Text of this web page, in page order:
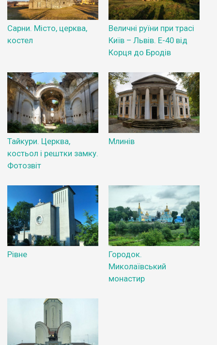
Сарни. Місто, церква,
костел
Величні руїни при трасі
Київ – Львів. Е-40 від
Корця до Бродів
Тайкури. Церква,
костьол і рештки замку.
Фотозвіт
Млинів
Рівне
Городок.
Миколаївський
монастир